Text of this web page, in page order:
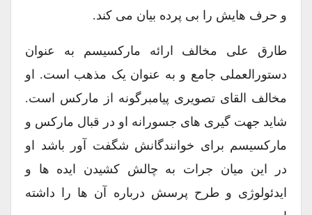
و حرف هایش را بی پرده بیان می کند.
طارق علی مخالف ارائه مارکسیسم به عنوان
دستورالعملی جامع و به عنوان یک مذهب است. او
مخالف القای تصویری پیامبرگونه از مارکس است.
شاید جهت گیری های جسورانه او در قبال مارکس و
مارکسیسم برای خوانندگانش شگفت آور باشد او
در این میان جرات به چالش کشیدن ایده ها و
ایدئولوژی و طرح پرسش درباره آن ها را داشته